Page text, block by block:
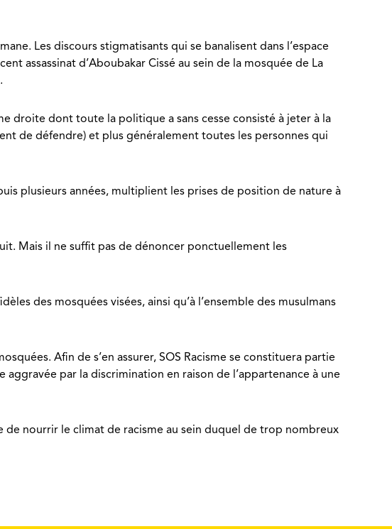
Les discours stigmatisants qui se banalisent dans l’espace
assassinat d’Aboubakar Cissé au sein de la mosquée de La
droite dont toute la politique a sans cesse consisté à jeter à la
de défendre) et plus généralement toutes les personnes qui
plusieurs années, multiplient les prises de position de nature à
Mais il ne suffit pas de dénoncer ponctuellement les
des mosquées visées, ainsi qu’à l’ensemble des musulmans
Afin de s’en assurer, SOS Racisme se constituera partie
par la discrimination en raison de l’appartenance à une
nourrir le climat de racisme au sein duquel de trop nombreux